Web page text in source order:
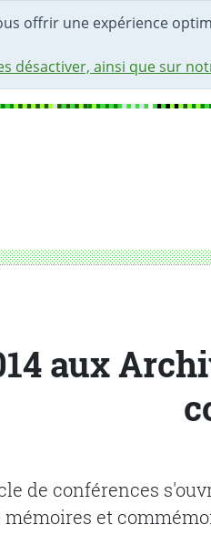
offrir une expérience
désactiver, ainsi que sur
de conférences
aux
de conférences
mémoires et